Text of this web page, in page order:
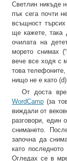
Светлин никъде
пък сега почти
всъщност
ще кажете, така
очилата на
морето снимах
вече все ходя с
това телефоните,
нищо не е като
От доста
WordCamp (за
виждали от
разговори, един
снимането.
започна да
като
Огледах се в